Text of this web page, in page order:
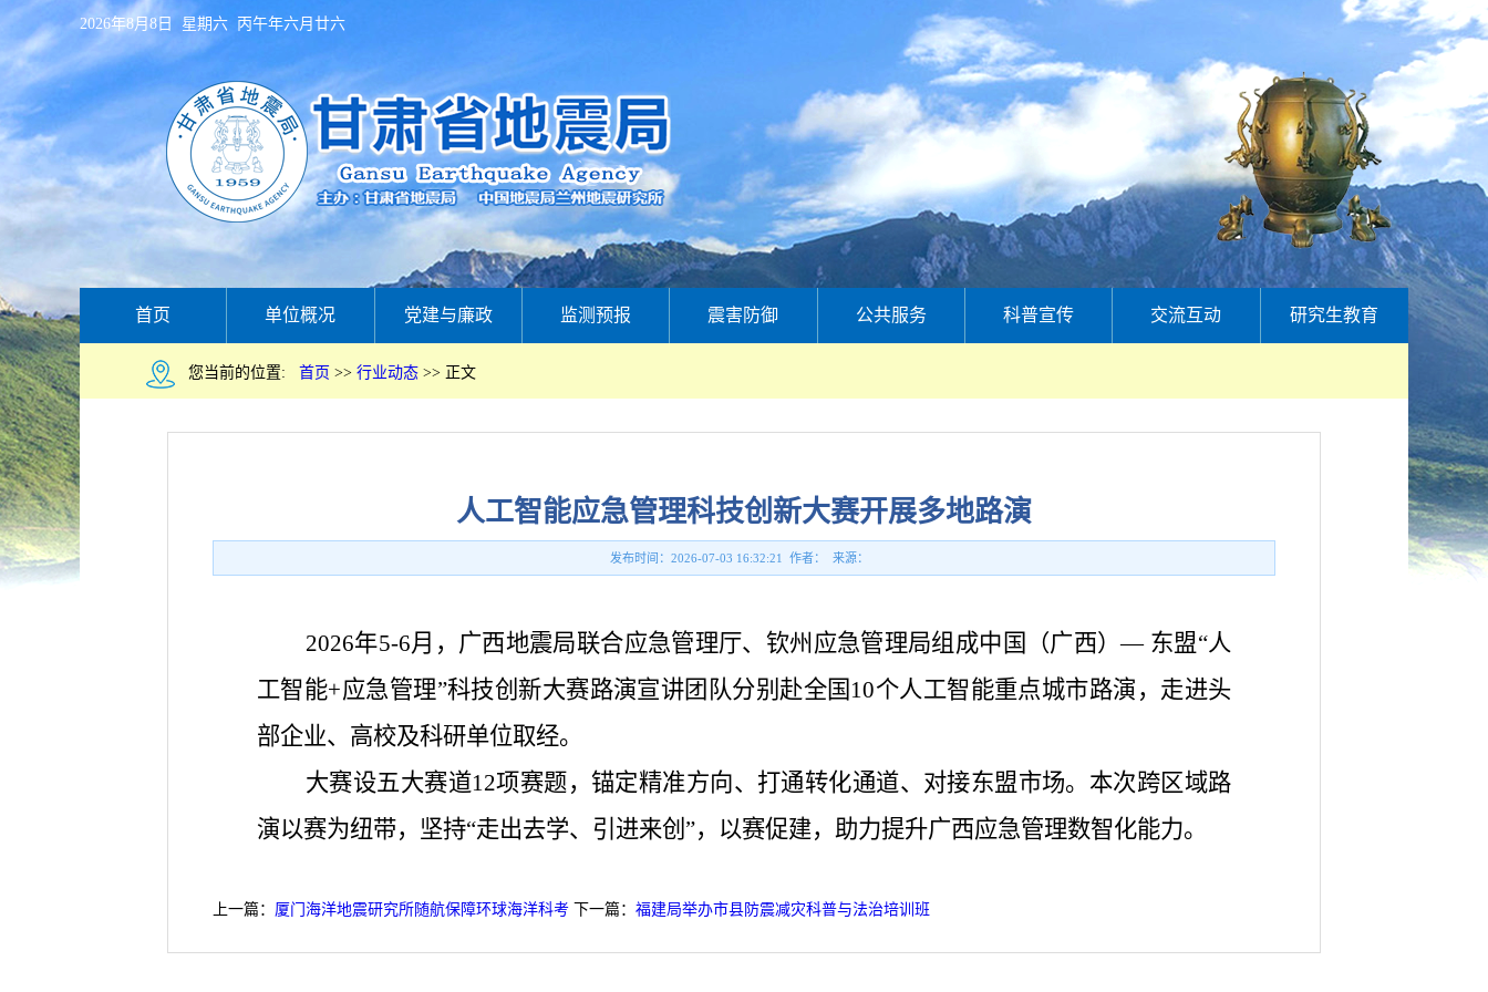
2026年8月8日 星期六 丙午年六月廿六
首页 单位概况 党建与廉政 监测预报 震害防御 公共服务 科普宣传 交流互动 研究生教育
您当前的位置: 首页 >> 行业动态 >> 正文
人工智能应急管理科技创新大赛开展多地路演
发布时间：2026-07-03 16:32:21 作者： 来源：
2026年5-6月，广西地震局联合应急管理厅、钦州应急管理局组成中国（广西）— 东盟“人
工智能+应急管理”科技创新大赛路演宣讲团队分别赴全国10个人工智能重点城市路演，走进头
部企业、高校及科研单位取经。
大赛设五大赛道12项赛题，锚定精准方向、打通转化通道、对接东盟市场。本次跨区域路
演以赛为纽带，坚持“走出去学、引进来创”，以赛促建，助力提升广西应急管理数智化能力。
上一篇： 厦门海洋地震研究所随航保障环球海洋科考 下一篇： 福建局举办市县防震减灾科普与法治培训班